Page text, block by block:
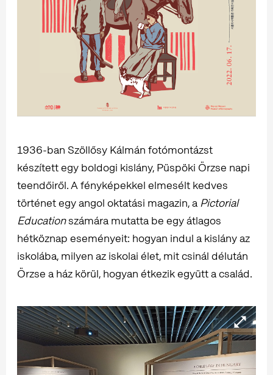
1936-ban Szöllősy Kálmán fotómontázst
készített egy boldogi kislány, Püspöki Örzse napi
teendőiről. A fényképekkel elmesélt kedves
történet egy angol oktatási magazin, aPictorial
Educationszámára mutatta be egy átlagos
hétköznap eseményeit: hogyan indul a kislány az
iskolába, milyen az iskolai élet, mit csinál délután
Örzse a ház körül, hogyan étkezik együtt a család.